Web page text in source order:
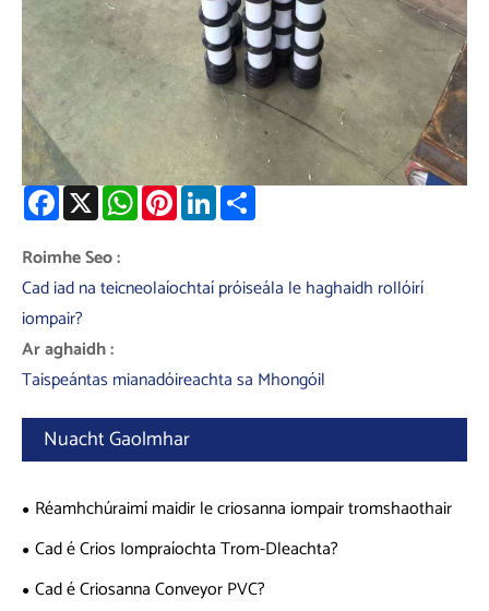
Facebook WhatsAppPinterestLinkedIn
Roimhe Seo :
Cad iad na teicneolaíochtaí próiseála le haghaidh rollóirí
iompair?
Ar aghaidh :
Taispeántas mianadóireachta sa Mhongóil
Nuacht Gaolmhar
Réamhchúraimí maidir le criosanna iompair tromshaothair
Cad é Crios Iompraíochta Trom-Dleachta?
Cad é Criosanna Conveyor PVC?